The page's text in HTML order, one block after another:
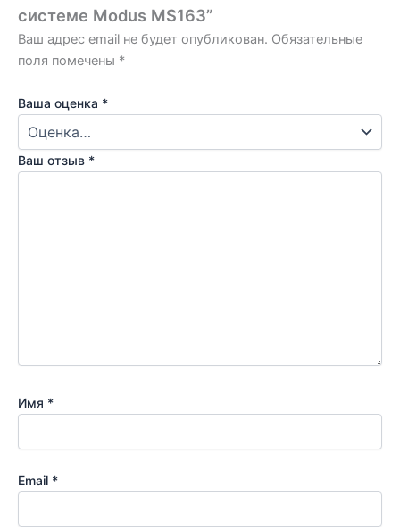
системе Modus MS163”
Ваш адрес email не будет опубликован. Обязательные
поля помечены *
Ваша оценка *
Ваш отзыв *
Имя *
Email *